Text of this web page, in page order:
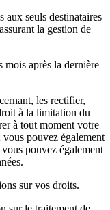
aux seuls destinataires
la gestion de
mois après la dernière
les rectifier,
à la limitation du
à tout moment votre
vous pouvez également
pouvez également
sur vos droits.